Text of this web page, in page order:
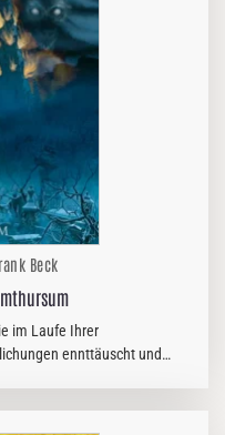
Beck
im Laufe Ihrer
ennttäuscht und